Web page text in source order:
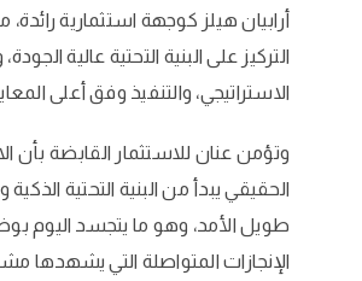
أرابيان هيلز كوجهة استثمارية
التركيز على البنية التحتية عالية
الاستراتيجي، والتنفيذ وفق أعلى
وتؤمن عنان للاستثمار القابضة بأن
الحقيقي يبدأ من البنية التحتية
طويل الأمد، وهو ما يتجسد اليوم
الإنجازات المتواصلة التي يشهدها